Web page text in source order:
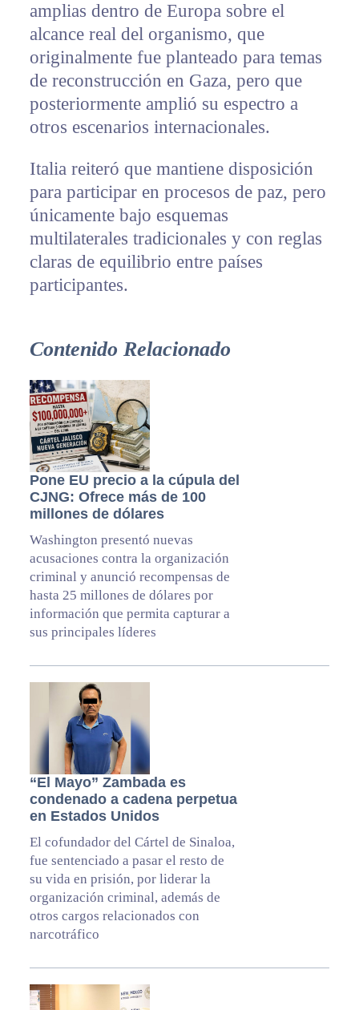
amplias dentro de Europa sobre el
alcance real del organismo, que
originalmente fue planteado para temas
de reconstrucción en Gaza, pero que
posteriormente amplió su espectro a
otros escenarios internacionales.
Italia reiteró que mantiene disposición
para participar en procesos de paz, pero
únicamente bajo esquemas
multilaterales tradicionales y con reglas
claras de equilibrio entre países
participantes.
Contenido Relacionado
Pone EU precio a la cúpula del
CJNG: Ofrece más de 100
millones de dólares
Washington presentó nuevas
acusaciones contra la organización
criminal y anunció recompensas de
hasta 25 millones de dólares por
información que permita capturar a
sus principales líderes
“El Mayo” Zambada es
condenado a cadena perpetua
en Estados Unidos
El cofundador del Cártel de Sinaloa,
fue sentenciado a pasar el resto de
su vida en prisión, por liderar la
organización criminal, además de
otros cargos relacionados con
narcotráfico